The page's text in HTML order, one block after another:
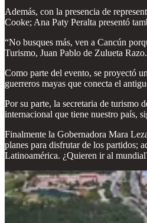
Además, con la presencia de
Cooke; Ana Paty Peralta presentó
“No busques más, ven a Cancún
Turismo, Juan Pablo de Zulueta Razo.
Como parte del evento, se proyectó
guerreros mayas que conecta el
Por su parte, la secretaria de turismo
internacional que tiene nuestro país,
Finalmente la Gobernadora Mara
planes para disfrutar de los partidos;
Latinoamérica. ¿Quieren ir al